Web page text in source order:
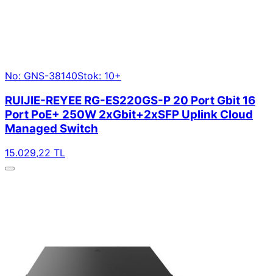
No: GNS-38140Stok: 10+
RUIJIE-REYEE RG-ES220GS-P 20 Port Gbit 16
Port PoE+ 250W 2xGbit+2xSFP Uplink Cloud
Managed Switch
15.029,22 TL